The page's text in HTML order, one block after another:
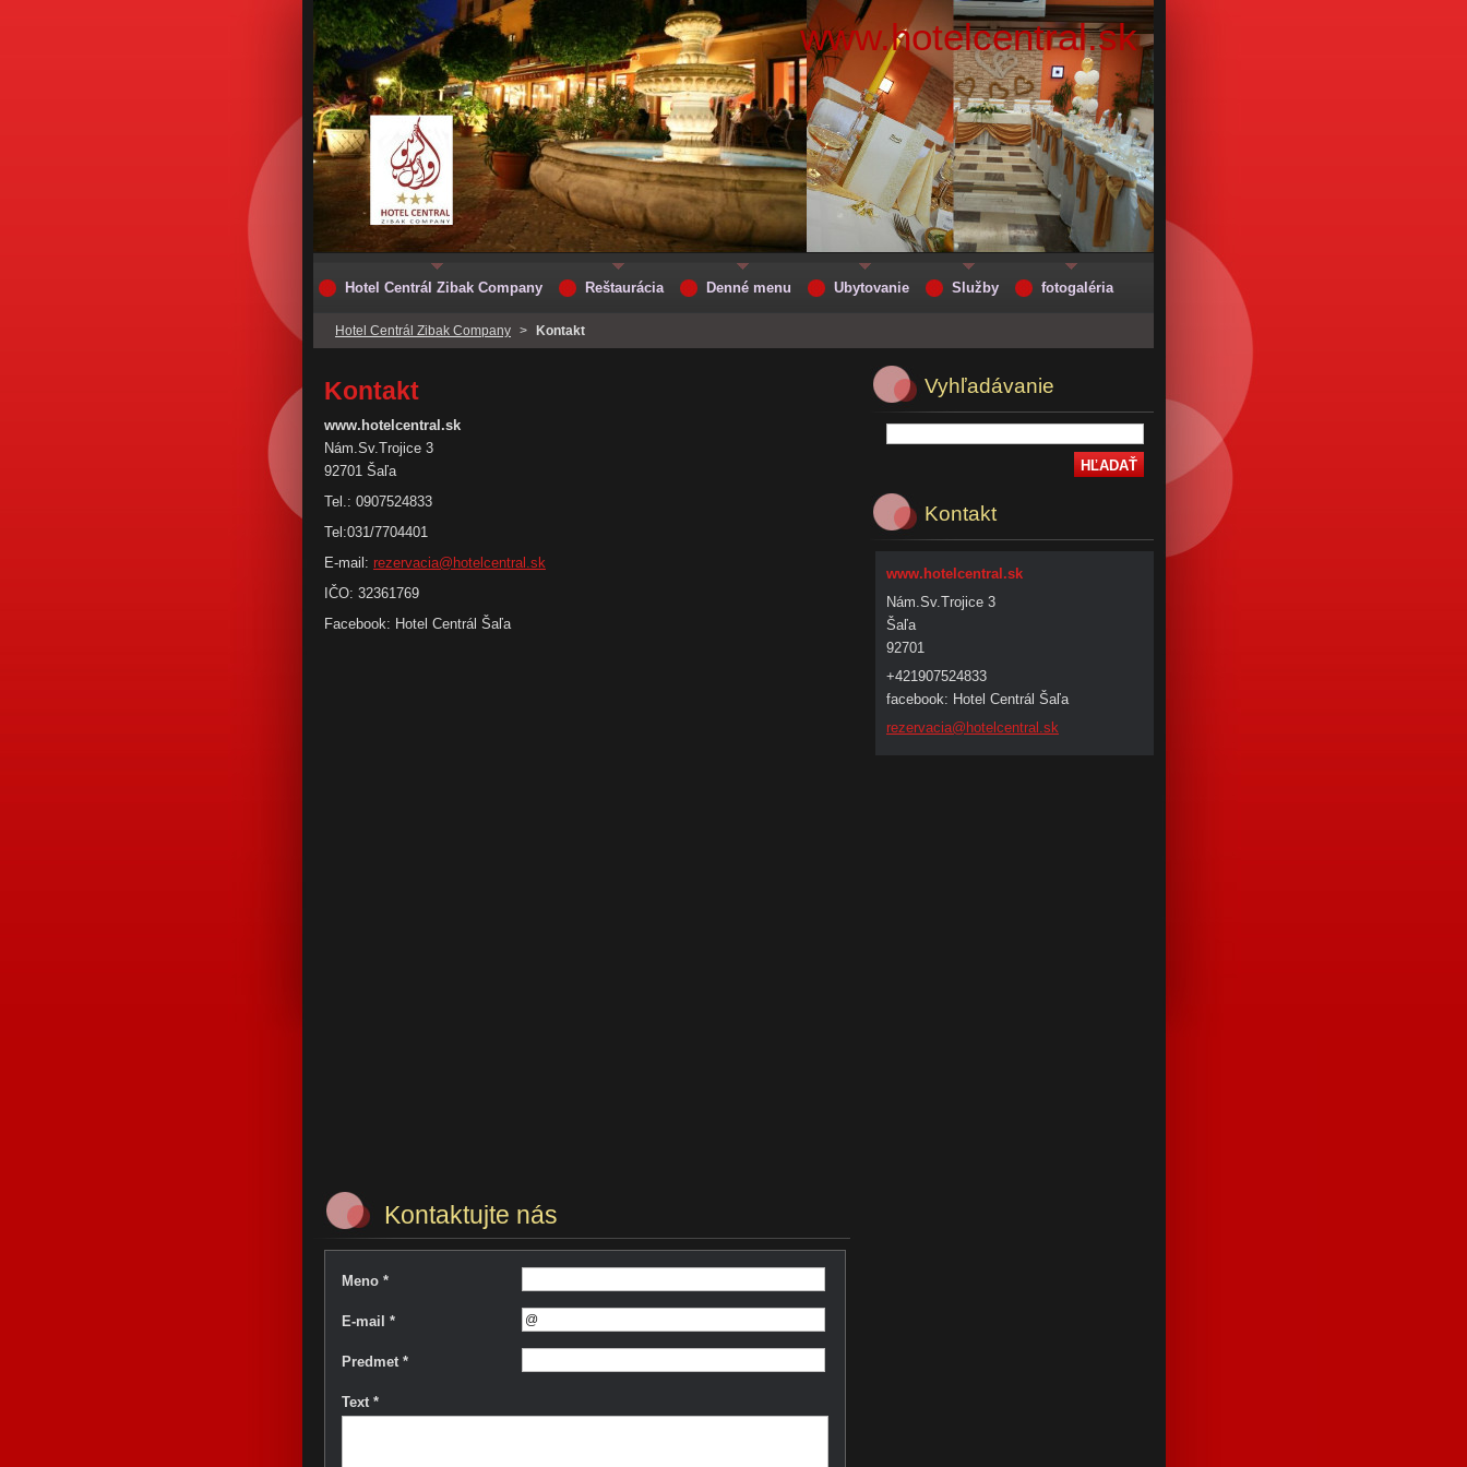
www.hotelcentral.sk
Hotel Centrál Zibak Company > Kontakt
Kontakt
www.hotelcentral.sk
Nám.Sv.Trojice 3
92701 Šaľa
Tel.: 0907524833
Tel:031/7704401
E-mail: rezervacia@hotelcentral.sk
IČO: 32361769
Facebook: Hotel Centrál Šaľa
Kontaktujte nás
Meno *
E-mail *
Predmet *
Text *
Vyhľadávanie
Kontakt
www.hotelcentral.sk
Nám.Sv.Trojice 3
Šaľa
92701
+421907524833
facebook: Hotel Centrál Šaľa
rezervacia@hotel central.sk
Hotel Centrál Zibak Company Reštaurácia Denné menu Ubytovanie Služby fotogaléria